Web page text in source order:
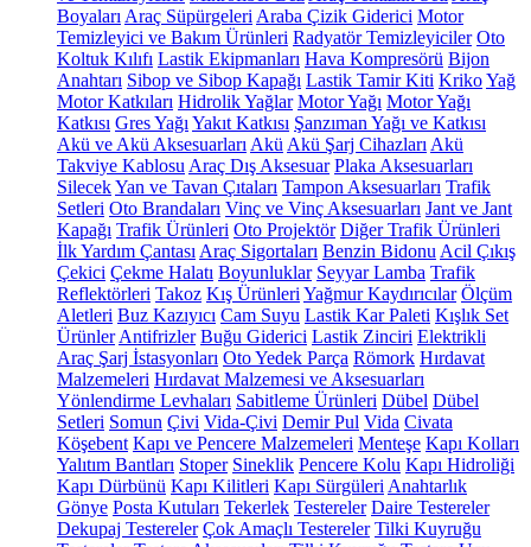
Boyaları Araç Süpürgeleri Araba Çizik Giderici Motor
Temizleyici ve Bakım Ürünleri Radyatör Temizleyiciler Oto
Koltuk Kılıfı Lastik Ekipmanları Hava Kompresörü Bijon
Anahtarı Sibop ve Sibop Kapağı Lastik Tamir Kiti KrikoYağ
Motor Katkıları Hidrolik Yağlar Motor Yağı Motor Yağı
Katkısı Gres Yağı Yakıt Katkısı Şanzıman Yağı ve Katkısı
Akü ve Akü Aksesuarları Akü Akü Şarj Cihazları Akü
Takviye Kablosu Araç Dış Aksesuar Plaka Aksesuarları
SilecekYan ve Tavan Çıtaları Tampon Aksesuarları Trafik
Setleri Oto Brandaları Vinç ve Vinç Aksesuarları Jant ve Jant
Kapağı Trafik Ürünleri Oto Projektör Diğer Trafik Ürünleri
İlk Yardım Çantası Araç Sigortaları Benzin Bidonu Acil Çıkış
Çekici Çekme Halatı Boyunluklar Seyyar Lamba Trafik
Reflektörleri Takoz Kış Ürünleri Yağmur Kaydırıcılar Ölçüm
Aletleri Buz Kazıyıcı Cam Suyu Lastik Kar Paleti Kışlık Set
Ürünler Antifrizler Buğu Giderici Lastik Zinciri Elektrikli
Araç Şarj İstasyonları Oto Yedek Parça Römork Hırdavat
Malzemeleri Hırdavat Malzemesi ve Aksesuarları
Yönlendirme Levhaları Sabitleme Ürünleri Dübel Dübel
Setleri Somun Çivi Vida-Çivi Demir Pul Vida Civata
Köşebent Kapı ve Pencere Malzemeleri Menteşe Kapı Kolları
Yalıtım Bantları Stoper Sineklik Pencere Kolu Kapı Hidroliği
Kapı Dürbünü Kapı Kilitleri Kapı Sürgüleri Anahtarlık
Gönye Posta Kutuları Tekerlek Testereler Daire Testereler
Dekupaj Testereler Çok Amaçlı Testereler Tilki Kuyruğu